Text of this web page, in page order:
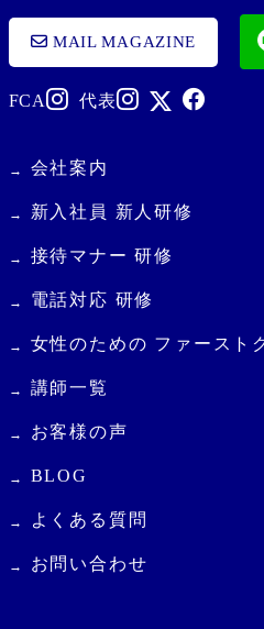
MAIL MAGAZINE
FCA 代表
会社案内
新入社員 新人研修
接待マナー 研修
電話対応 研修
女性のための ファースト
講師一覧
お客様の声
BLOG
よくある質問
お問い合わせ